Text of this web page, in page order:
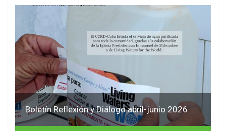
Boletín Reflexión y Diálogo abril-junio 2026